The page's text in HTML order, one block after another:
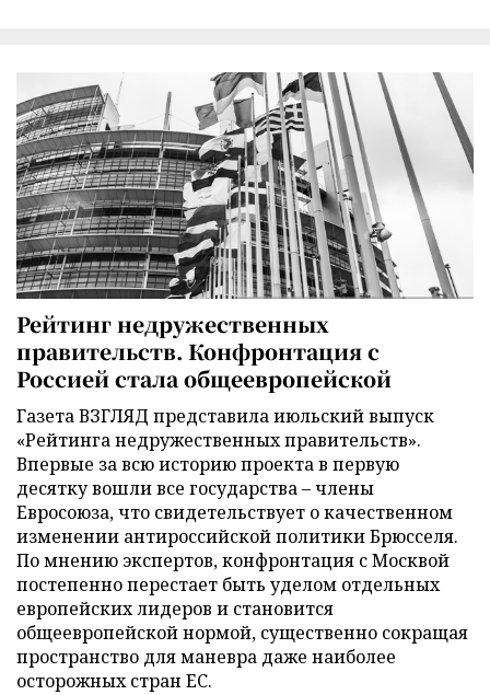
Рейтинг недружественных
правительств. Конфронтация с
Россией стала общеевропейской
Газета ВЗГЛЯД представила июльский выпуск
«Рейтинга недружественных правительств».
Впервые за всю историю проекта в первую
десятку вошли все государства – члены
Евросоюза, что свидетельствует о качественном
изменении антироссийской политики Брюсселя.
По мнению экспертов, конфронтация с Москвой
постепенно перестает быть уделом отдельных
европейских лидеров и становится
общеевропейской нормой, существенно сокращая
пространство для маневра даже наиболее
осторожных стран ЕС.